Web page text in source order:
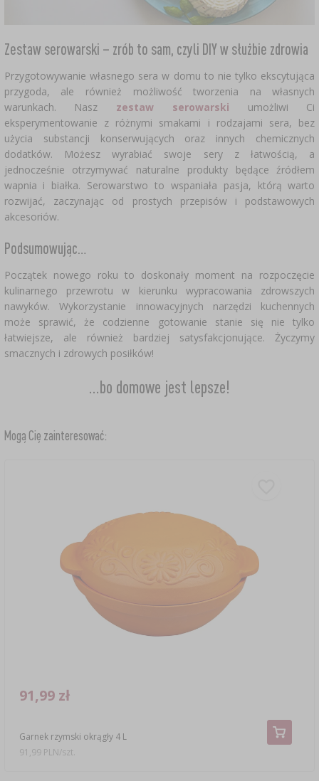
Zestaw serowarski – zrób to sam, czyli DIY w służbie zdrowia
Przygotowywanie własnego sera w domu to nie tylko ekscytująca
przygoda, ale również możliwość tworzenia na własnych
warunkach. Nasz zestaw serowarski
umożliwi Ci
eksperymentowanie z różnymi smakami i rodzajami sera, bez
użycia substancji konserwujących oraz innych chemicznych
dodatków. Możesz wyrabiać swoje sery z łatwością, a
jednocześnie otrzymywać naturalne produkty będące źródłem
wapnia i białka. Serowarstwo to wspaniała pasja, którą warto
rozwijać, zaczynając od prostych przepisów i podstawowych
akcesoriów.
Podsumowując…
Początek nowego roku to doskonały moment na rozpoczęcie
kulinarnego przewrotu w kierunku wypracowania zdrowszych
nawyków. Wykorzystanie innowacyjnych narzędzi kuchennych
może sprawić, że codzienne gotowanie stanie się nie tylko
łatwiejsze, ale również bardziej satysfakcjonujące. Życzymy
smacznych i zdrowych posiłków!
...bo domowe jest lepsze!
Mogą Cię zainteresować:
Garnek rzymski okrągły 4 L
91,99 zł
91,99 PLN/szt.